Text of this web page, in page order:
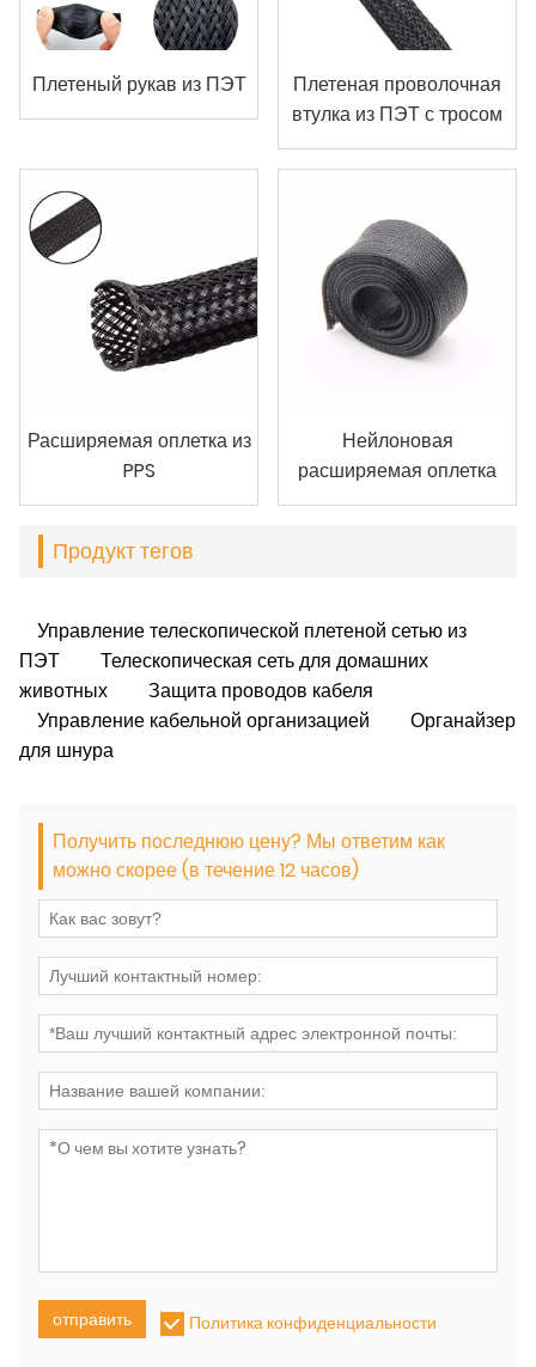
Плетеный рукав из ПЭТ
Плетеная проволочная
втулка из ПЭТ с тросом
Расширяемая оплетка из
PPS
Нейлоновая
расширяемая оплетка
Продукт тегов
Управление телескопической плетеной сетью из
ПЭТ
Телескопическая сеть для домашних
животных
Защита проводов кабеля
Управление кабельной организацией
Органайзер
для шнура
Получить последнюю цену? Мы ответим как
можно скорее (в течение 12 часов)
отправить Политика конфиденциальности